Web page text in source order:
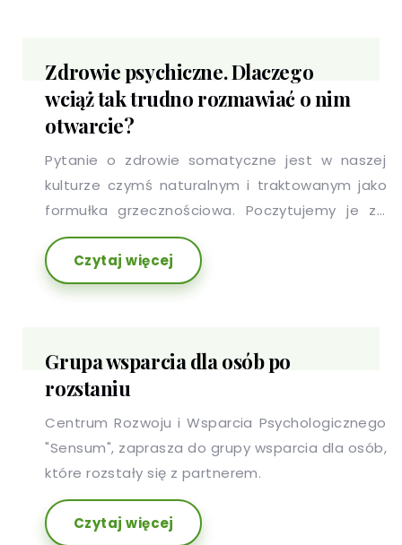
Zdrowie psychiczne. Dlaczego
wciąż tak trudno rozmawiać o nim
otwarcie?
Pytanie o zdrowie somatyczne jest w naszej
kulturze czymś naturalnym i traktowanym jako
formułka grzecznościowa. Poczytujemy je za
rodzaj uprzejmości i odpowiadamy zwykle bez
oporów czy zażenowania. Inaczej jest w
przypadku zdrowia psychicznego.
Czytaj więcej
Grupa wsparcia dla osób po
rozstaniu
Centrum Rozwoju i Wsparcia Psychologicznego
"Sensum", zaprasza do grupy wsparcia dla osób,
które rozstały się z partnerem.
Czytaj więcej